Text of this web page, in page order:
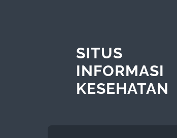
SITUS
INFORMASI
KESEHATAN